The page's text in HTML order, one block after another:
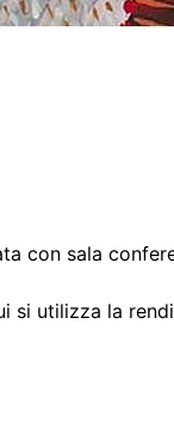
con sala
si utilizza la